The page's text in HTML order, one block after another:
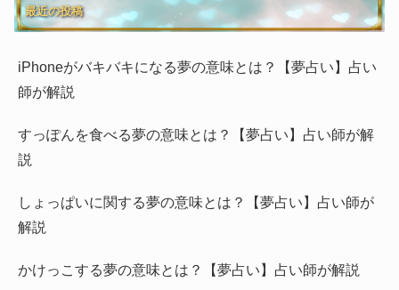
最近の投稿
iPhoneがバキバキになる夢の意味とは？【夢占い】占い
師が解説
すっぽんを食べる夢の意味とは？【夢占い】占い師が解
説
しょっぱいに関する夢の意味とは？【夢占い】占い師が
解説
かけっこする夢の意味とは？【夢占い】占い師が解説